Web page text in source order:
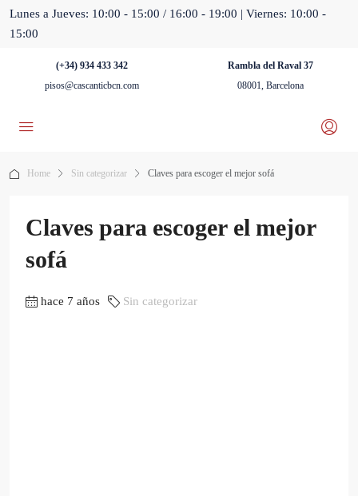
Lunes a Jueves: 10:00 - 15:00 / 16:00 - 19:00 | Viernes: 10:00 -
15:00
(+34) 934 433 342
pisos@cascanticbcn.com
Rambla del Raval 37
08001, Barcelona
Home Sin categorizar Claves para escoger el mejor sofá
Claves para escoger el mejor
sofá
hace 7 años Sin categorizar